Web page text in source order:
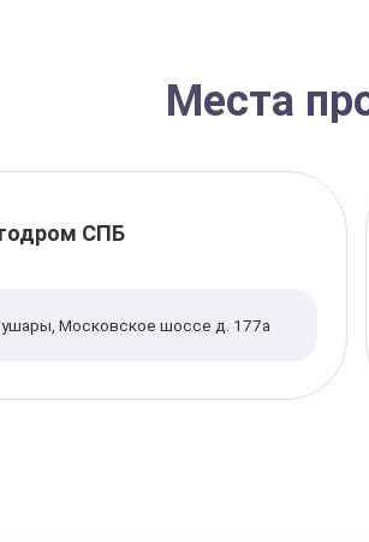
Места
СПБ
Московское шоссе д. 177а